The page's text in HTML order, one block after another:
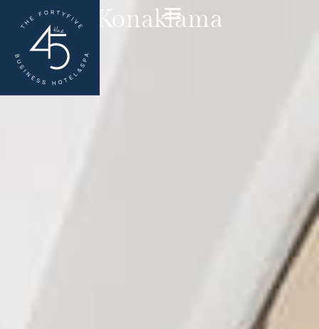
Konaklama